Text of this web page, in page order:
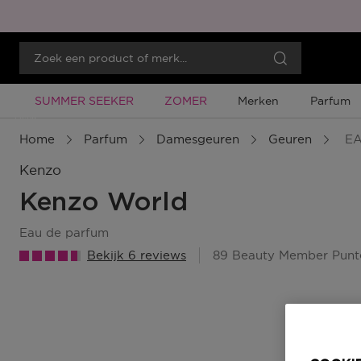
Tijdelijke Promotie
SUMMER SEEKER Tijdelijke Promotie
ZOMER Merken Parfum
Home Parfum Damesgeuren Geuren
Kenzo
Kenzo World
eau de parfum
Bekijk 6 reviews
89 Beauty Member